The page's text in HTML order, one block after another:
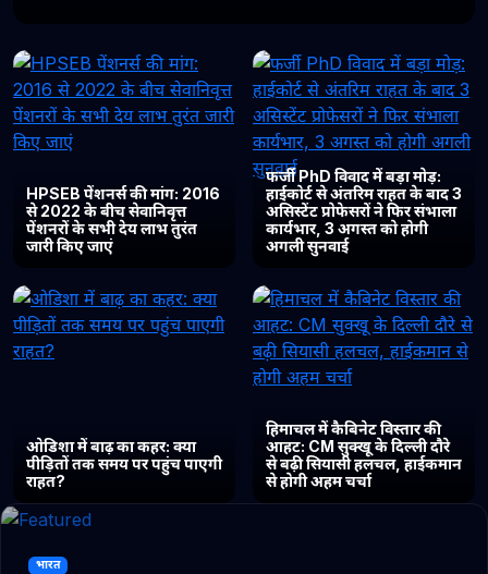
HPSEB पेंशनर्स की मांग: 2016
से 2022 के बीच सेवानिवृत्त
पेंशनरों के सभी देय लाभ तुरंत
जारी किए जाएं
फर्जी PhD विवाद में बड़ा मोड़:
हाईकोर्ट से अंतरिम राहत के बाद 3
असिस्टेंट प्रोफेसरों ने फिर संभाला
कार्यभार, 3 अगस्त को होगी
अगली सुनवाई
ओडिशा में बाढ़ का कहर: क्या
पीड़ितों तक समय पर पहुंच पाएगी
राहत?
हिमाचल में कैबिनेट विस्तार की
आहट: CM सुक्खू के दिल्ली दौरे
से बढ़ी सियासी हलचल, हाईकमान
से होगी अहम चर्चा
भारत